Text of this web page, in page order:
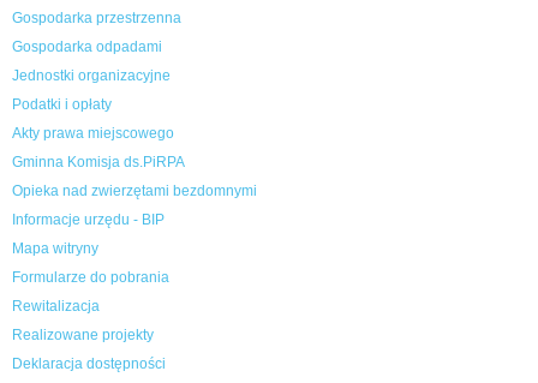
Gospodarka przestrzenna
Gospodarka odpadami
Jednostki organizacyjne
Podatki i opłaty
Akty prawa miejscowego
Gminna Komisja ds.PiRPA
Opieka nad zwierzętami bezdomnymi
Informacje urzędu - BIP
Mapa witryny
Formularze do pobrania
Rewitalizacja
Realizowane projekty
Deklaracja dostępności